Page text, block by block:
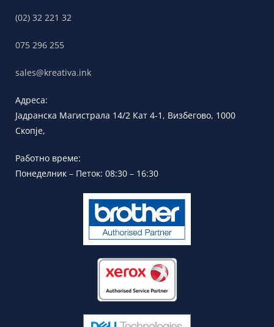
(02) 32 221 32
075 296 255
sales@kreativa.ink
Адреса:
Јадранска Магистрала 14/2 Кат 4-1, Визбегово, 1000
Скопје,
Работно време:
Понеделник – Петок: 08:30 – 16:30